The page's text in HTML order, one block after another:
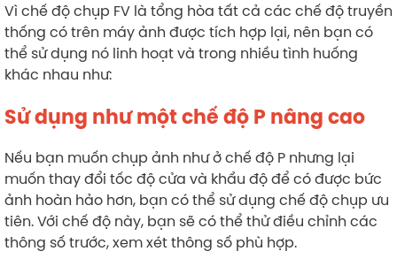
Vì chế độ chụp FV là tổng hòa tất cả các chế độ truyền
thống có trên máy ảnh được tích hợp lại, nên bạn có
thể sử dụng nó linh hoạt và trong nhiều tình huống
khác nhau như:
Sử dụng như một chế độ P nâng cao
Nếu bạn muốn chụp ảnh như ở chế độ P nhưng lại
muốn thay đổi tốc độ cửa và khẩu độ để có được bức
ảnh hoàn hảo hơn, bạn có thể sử dụng chế độ chụp ưu
tiên. Với chế độ này, bạn sẽ có thể thử điều chỉnh các
thông số trước, xem xét thông số phù hợp.